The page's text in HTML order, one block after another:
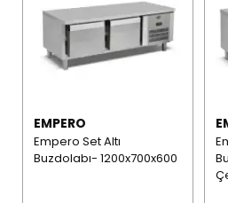
EMPERO
Empero Set Altı
Buzdolabı- 1200x700x600